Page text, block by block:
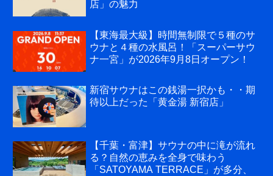
店」の魅力
【東海最大級】時間無制限で５種のサ
ウナと４種の水風呂！「スーパーサウ
ナ一宮」が2026年9月8日オープン！
新宿サウナはこの銭湯一択かも・・期
待以上だった「黄金湯 新宿店」
【千葉・富津】サウナの中に滝が流れ
る？自然の恵みを全身で味わう
「SATOYAMA TERRACE」が多分、